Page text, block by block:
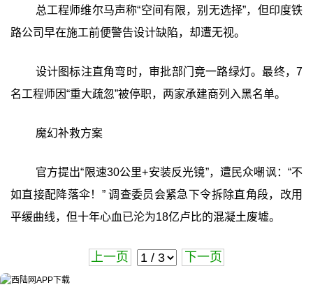
总工程师维尔马声称“空间有限，别无选择”，但印度铁
路公司早在施工前便警告设计缺陷，却遭无视。
设计图标注直角弯时，审批部门竟一路绿灯。最终，7
名工程师因“重大疏忽”被停职，两家承建商列入黑名单。
魔幻补救方案
官方提出“限速30公里+安装反光镜”，遭民众嘲讽：“不
如直接配降落伞！” 调查委员会紧急下令拆除直角段，改用
平缓曲线，但十年心血已沦为18亿卢比的混凝土废墟。
上一页 下一页